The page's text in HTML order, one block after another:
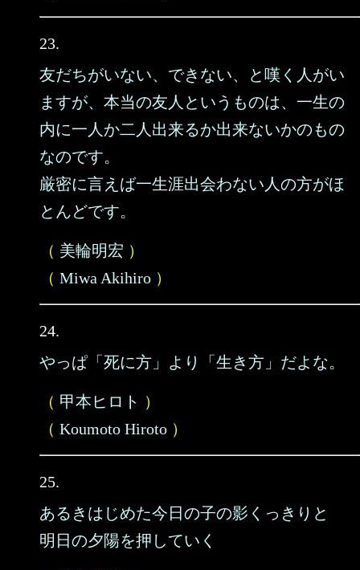
23.
友だちがいない、できない、と嘆く人がい
ますが、本当の友人というものは、一生の
内に一人か二人出来るか出来ないかのもの
なのです。
厳密に言えば一生涯出会わない人の方がほ
とんどです。
（ 美輪明宏 ）
（ Miwa Akihiro ）
24.
やっぱ「死に方」より「生き方」だよな。
（ 甲本ヒロト ）
（ Koumoto Hiroto ）
25.
あるきはじめた今日の子の影くっきりと
明日の夕陽を押していく